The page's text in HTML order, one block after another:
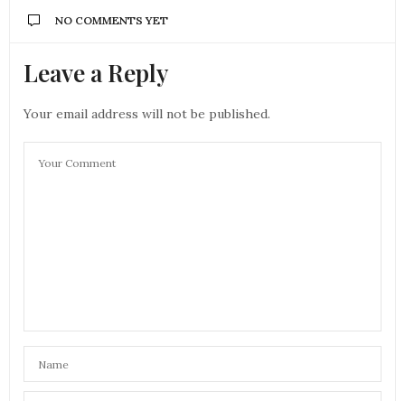
NO COMMENTS YET
Leave a Reply
Your email address will not be published.